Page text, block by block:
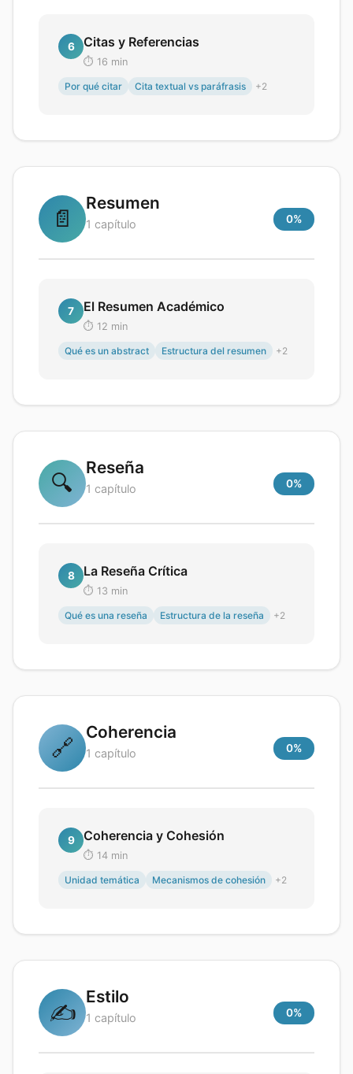
6 Citas y Referencias
⏱️ 16 min
Por qué citar Cita textual vs paráfrasis +2
📄
Resumen
1 capítulo 0%
7 El Resumen Académico
⏱️ 12 min
Qué es un abstract Estructura del resumen +2
🔍
Reseña
1 capítulo 0%
8 La Reseña Crítica
⏱️ 13 min
Qué es una reseña Estructura de la reseña +2
🔗
Coherencia
1 capítulo 0%
9 Coherencia y Cohesión
⏱️ 14 min
Unidad temática Mecanismos de cohesión +2
✍️
Estilo
1 capítulo 0%